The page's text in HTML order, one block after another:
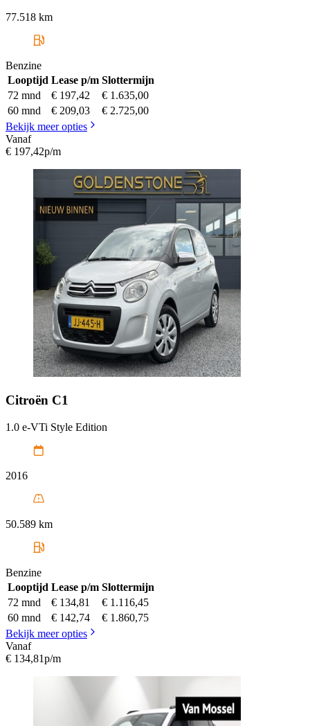
77.518 km
Benzine
Looptijd Lease p/m Slottermijn
72 mnd
€ 197,42
€ 1.635,00
60 mnd
€ 209,03
€ 2.725,00
Bekijk meer opties
Vanaf
€ 197,42p/m
Citroën C1
1.0 e-VTi Style Edition
2016
50.589 km
Benzine
Looptijd Lease p/m Slottermijn
72 mnd
€ 134,81
€ 1.116,45
60 mnd
€ 142,74
€ 1.860,75
Bekijk meer opties
Vanaf
€ 134,81p/m